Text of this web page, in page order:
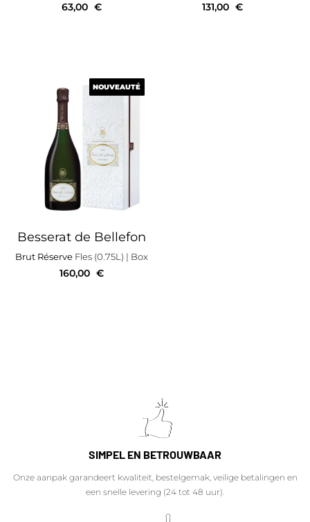
63,00 € 131,00 €
NOUVEAUTÉ
Besserat de Bellefon
Brut Réserve Fles (0.75L) | Box
NOUVEAUTÉ
160,00 €
SIMPEL EN BETROUWBAAR
Onze aanpak garandeert kwaliteit, bestelgemak, veilige betalingen en
een snelle levering (24 tot 48 uur).